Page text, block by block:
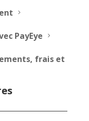
5
PayEye 5
frais et